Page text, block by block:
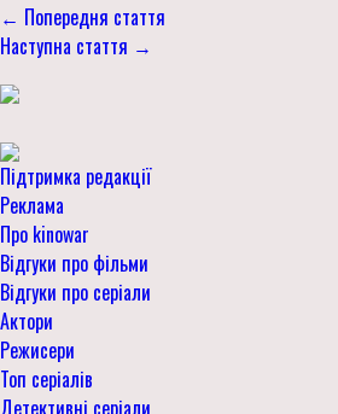
← Попередня стаття
Наступна стаття →
Підтримка редакції
Реклама
Про kinowar
Відгуки про фільми
Відгуки про серіали
Актори
Режисери
Топ серіалів
Детективні серіали